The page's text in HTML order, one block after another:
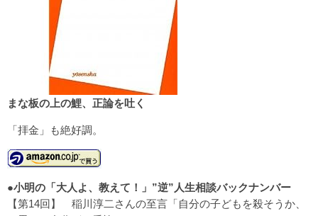
まな板の上の鯉、正論を吐く
「拝金」も絶好調。
●小明の「大人よ、教えて！」”逆”人生相談バックナンバー
【第14回】 稲川淳二さんの至言「自分の子どもを殺そうか、